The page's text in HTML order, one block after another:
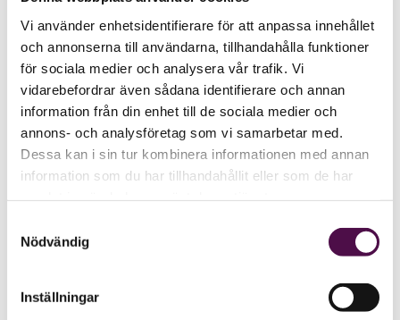
Vi använder enhetsidentifierare för att anpassa innehållet
och annonserna till användarna, tillhandahålla funktioner
för sociala medier och analysera vår trafik. Vi
vidarebefordrar även sådana identifierare och annan
information från din enhet till de sociala medier och
annons- och analysföretag som vi samarbetar med.
Dessa kan i sin tur kombinera informationen med annan
information som du har tillhandahållit eller som de har
Nödvändig
Inställningar